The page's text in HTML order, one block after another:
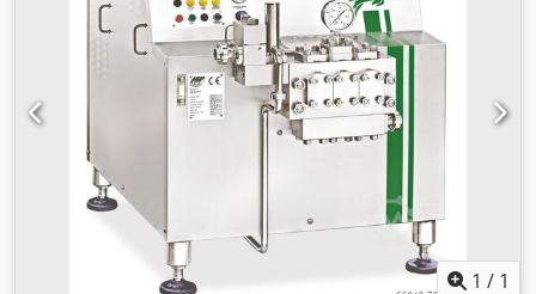
igényel. Codpjrz I Nwsfx Apvoha Műszaki adatok: •
Teljesítmény: 500L/ciklus • Elektromos igény: 37 kW, 400 V,
64 A • Anyagminőség: Wnr. 1.4301, AISI 304 rozsdamentes
acél • Méretek: 1700x1500x1600mm • Súly: 700 kg • IP65
minősítésű elektronika • Automatikus hőmérséklet-
szabályozás • Hőmérséklet szonda a fűtőközegben és a
termékben • Csatlakozás: DN 100 Biztonsági szelep •
Érintőképernyős vezérlés • Időzítő • Könnyen tisztítható •
Minimális karbantartást igényel
1 / 1